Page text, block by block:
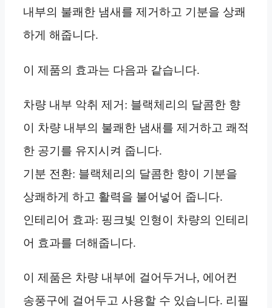
내부의 불쾌한 냄새를 제거하고 기분을 상쾌
하게 해줍니다.
이 제품의 효과는 다음과 같습니다.
차량 내부 악취 제거: 블랙체리의 달콤한 향
이 차량 내부의 불쾌한 냄새를 제거하고 쾌적
한 공기를 유지시켜 줍니다.
기분 전환: 블랙체리의 달콤한 향이 기분을
상쾌하게 하고 활력을 불어넣어 줍니다.
인테리어 효과: 핑크빛 인형이 차량의 인테리
어 효과를 더해줍니다.
이 제품은 차량 내부에 걸어두거나, 에어컨
송풍구에 걸어두고 사용할 수 있습니다. 리필